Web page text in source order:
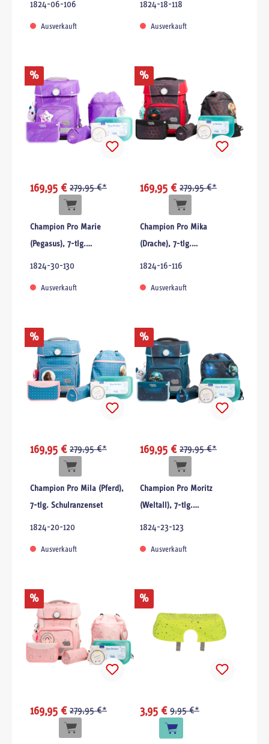
1824-06-106
Ausverkauft
1824-18-118
Ausverkauft
%
169,95 € 279,95 €*
Champion Pro Marie
(Pegasus), 7-tlg.
Schulranzenset
1824-30-130
Ausverkauft
%
169,95 € 279,95 €*
Champion Pro Mika
(Drache), 7-tlg.
Schulranzenset
1824-16-116
Ausverkauft
%
169,95 € 279,95 €*
Champion Pro Mila (Pferd),
7-tlg. Schulranzenset
1824-20-120
Ausverkauft
%
169,95 € 279,95 €*
Champion Pro Moritz
(Weltall), 7-tlg.
Schulranzenset
1824-23-123
Ausverkauft
%
169,95 € 279,95 €*
%
3,95 € 9,95 €*